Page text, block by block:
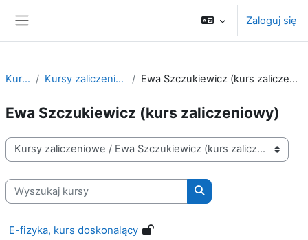
Zaloguj się
Kursy Kursy zaliczeniowe Ewa Szczukiewicz (kurs zaliczeniowy)
Ewa Szczukiewicz (kurs zaliczeniowy)
Kategorie kursów
Wyszukaj kursy
Wyszukaj kursy
E-fizyka, kurs doskonalący